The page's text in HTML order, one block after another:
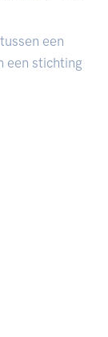
een
een stichting